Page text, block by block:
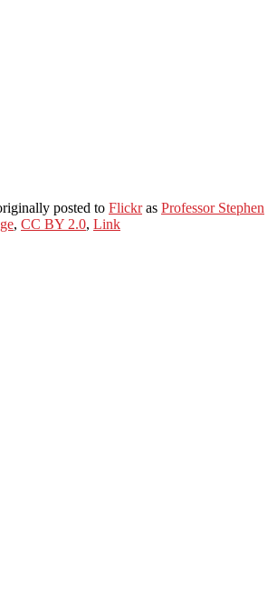
posted to Flickras Professor Stephen
, CC BY 2.0, Link